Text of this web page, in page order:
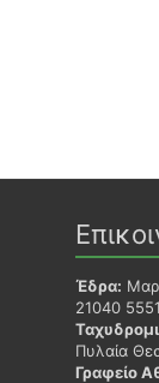
Έδρα:
21040
Πυλαία
Γραφείο